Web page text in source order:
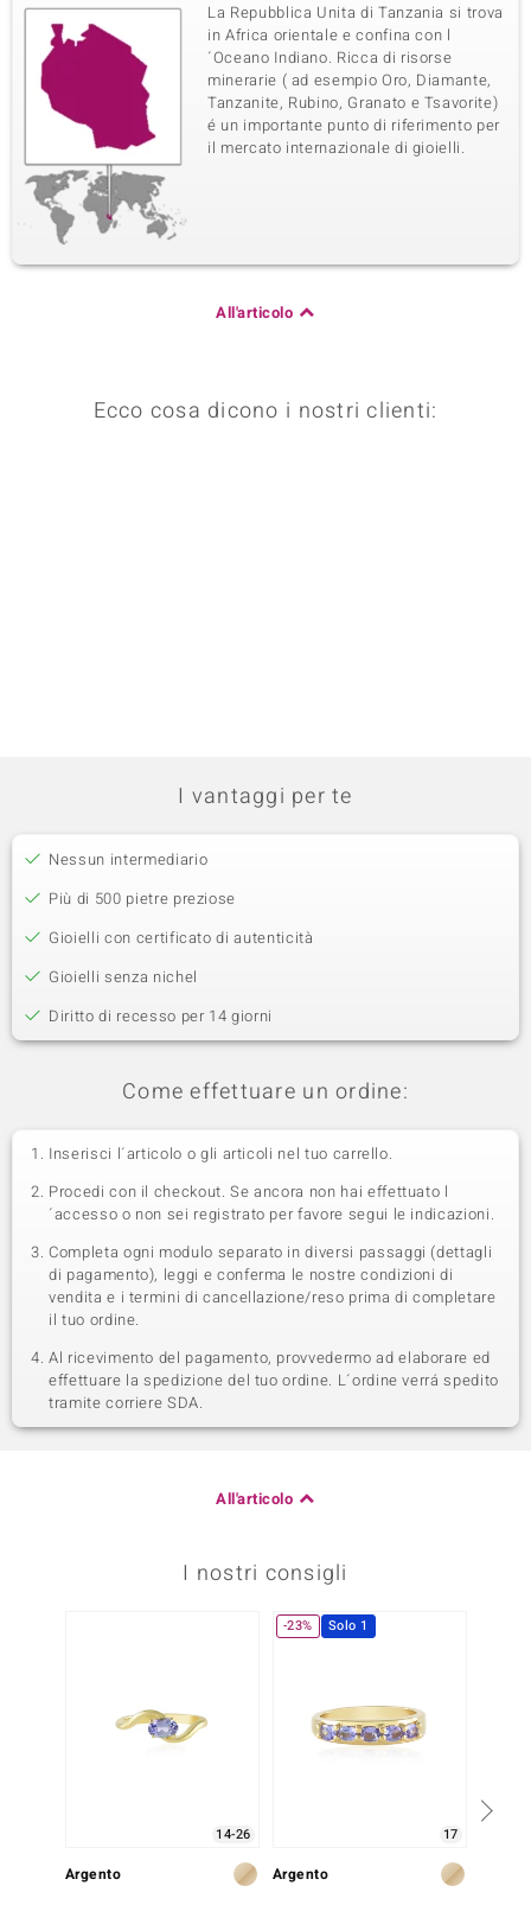
La Repubblica Unita di Tanzania si trova
in Africa orientale e confina con l
´Oceano Indiano. Ricca di risorse
minerarie ( ad esempio Oro, Diamante,
Tanzanite, Rubino, Granato e Tsavorite)
é un importante punto di riferimento per
il mercato internazionale di gioielli.
All'articolo
Ecco cosa dicono i nostri clienti:
I vantaggi per te
Nessun intermediario
Più di 500 pietre preziose
Gioielli con certificato di autenticità
Gioielli senza nichel
Diritto di recesso per 14 giorni
Come effettuare un ordine:
Inserisci l´articolo o gli articoli nel tuo carrello.
Procedi con il checkout. Se ancora non hai effettuato l
´accesso o non sei registrato per favore segui le indicazioni.
Completa ogni modulo separato in diversi passaggi (dettagli
di pagamento), leggi e conferma le nostre condizioni di
vendita e i termini di cancellazione/reso prima di completare
il tuo ordine.
Al ricevimento del pagamento, provvedermo ad elaborare ed
effettuare la spedizione del tuo ordine. L´ordine verrá spedito
tramite corriere SDA.
All'articolo
I nostri consigli
14-26
Argento
-23% Solo 1
17
Argento